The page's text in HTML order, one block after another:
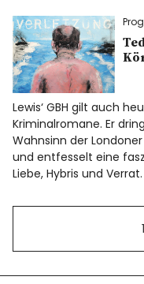
Lewis‘ GBH gilt auch
Kriminalromane. Er
Wahnsinn der
und entfesselt eine
Liebe, Hybris und Verrat.
1